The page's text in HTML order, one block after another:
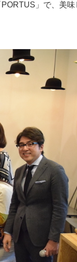
」で、美味